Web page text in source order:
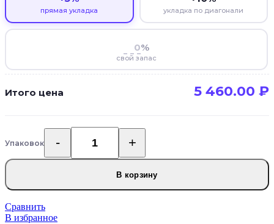
прямая укладка укладка по диагонали
%
свой запас
Итого цена 5 460.00 ₽
УпаковокКоличество
товара
Alpine
Floor
Parquet
В корзину
Сравнить
В избранное